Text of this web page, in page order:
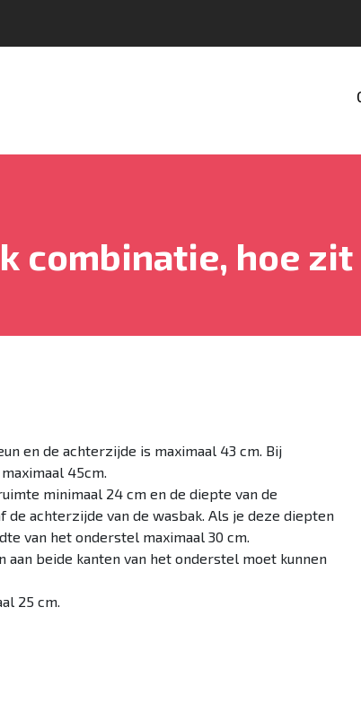
combinatie, hoe zit
en de achterzijde is maximaal 43 cm. Bij
45cm.
minimaal 24 cm en de diepte van de
achterzijde van de wasbak. Als je deze diepten
van het onderstel maximaal 30 cm.
aan beide kanten van het onderstel moet kunnen
25 cm.